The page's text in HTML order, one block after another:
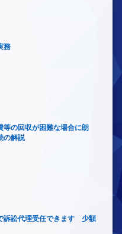
務
の回収が困難な場合に朗
の解説
訴訟代理受任できます 少額